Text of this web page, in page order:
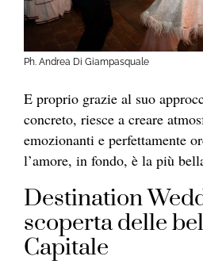
Ph. Andrea Di Giampasquale
E proprio grazie al suo
concreto, riesce a creare
emozionanti e perfettamente
l’amore, in fondo, è la più
Destination
scoperta delle
Capitale